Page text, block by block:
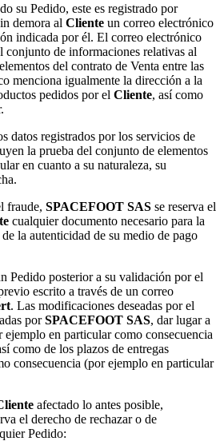
su Pedido, este es registrado por
demora al Cliente un correo electrónico
indicada por él. El correo electrónico
de informaciones relativas al
del contrato de Venta entre las
menciona igualmente la dirección a la
pedidos por el Cliente, así como
datos registrados por los servicios de
la prueba del conjunto de elementos
en cuanto a su naturaleza, su
fraude, SPACEFOOT SAS se reserva el
cualquier documento necesario para la
la autenticidad de su medio de pago
Pedido posterior a su validación por el
escrito a través de un correo
. Las modificaciones deseadas por el
porSPACEFOOT SAS, dar lugar a
en particular como consecuencia
como de los plazos de entregas
consecuencia (por ejemplo en particular
afectado lo antes posible,
el derecho de rechazar o de
Pedido: